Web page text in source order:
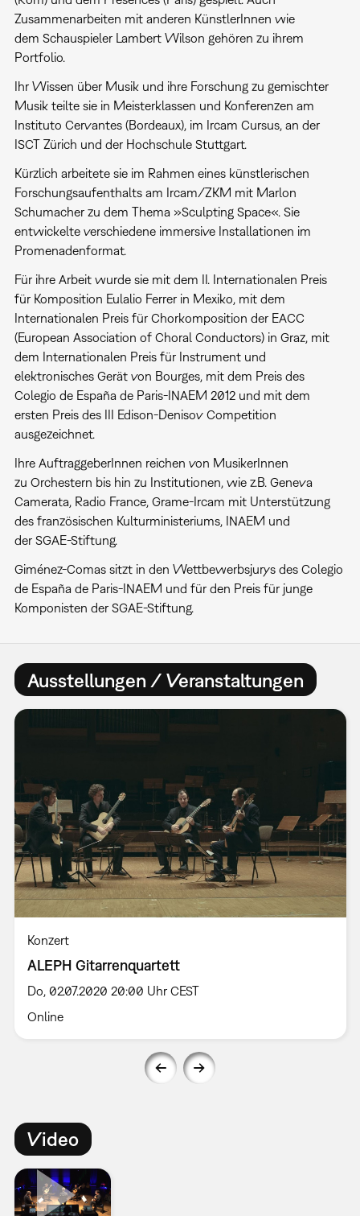
Zusammenarbeiten mit anderen KünstlerInnen wie
dem Schauspieler Lambert Wilson gehören zu ihrem
Portfolio.
Ihr Wissen über Musik und ihre Forschung zu gemischter
Musik teilte sie in Meisterklassen und Konferenzen am
Instituto Cervantes (Bordeaux), im Ircam Cursus, an der
ISCT Zürich und der Hochschule Stuttgart.
Kürzlich arbeitete sie im Rahmen eines künstlerischen
Forschungsaufenthalts am Ircam/ZKM mit Marlon
Schumacher zu dem Thema »Sculpting Space«. Sie
entwickelte verschiedene immersive Installationen im
Promenadenformat.
Für ihre Arbeit wurde sie mit dem II. Internationalen Preis
für Komposition Eulalio Ferrer in Mexiko, mit dem
Internationalen Preis für Chorkomposition der EACC
(European Association of Choral Conductors) in Graz, mit
dem Internationalen Preis für Instrument und
elektronisches Gerät von Bourges, mit dem Preis des
Colegio de España de Paris-INAEM 2012 und mit dem
ersten Preis des III Edison-Denisov Competition
ausgezeichnet.
Ihre AuftraggeberInnen reichen von MusikerInnen
zu Orchestern bis hin zu Institutionen, wie z.B. Geneva
Camerata, Radio France, Grame-Ircam mit Unterstützung
des französischen Kulturministeriums, INAEM und
der SGAE-Stiftung.
Giménez-Comas sitzt in den Wettbewerbsjurys des Colegio
de España de Paris-INAEM und für den Preis für junge
Komponisten der SGAE-Stiftung.
Ausstellungen / Veranstaltungen
Konzert
ALEPH Gitarrenquartett
Do, 02.07.2020 20:00 Uhr CEST
Online
Video